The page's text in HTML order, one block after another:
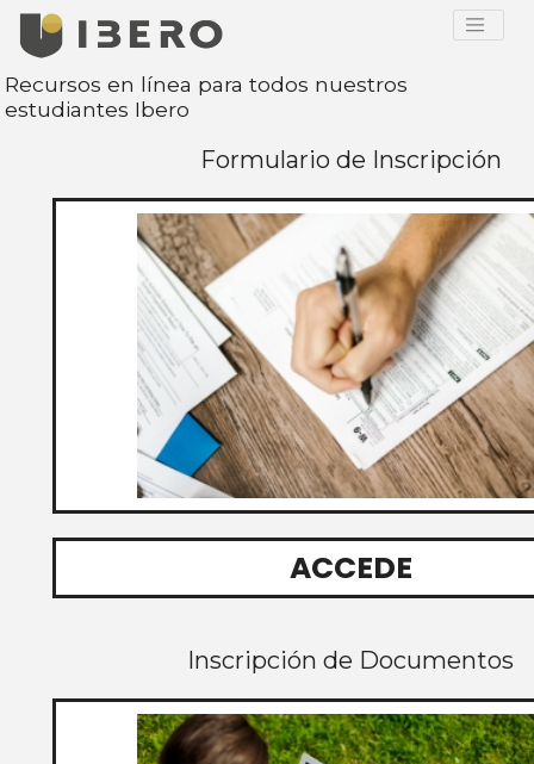
Recursos en línea para todos nuestros
estudiantes Ibero
Formulario de Inscripción
ACCEDE
Inscripción de Documentos